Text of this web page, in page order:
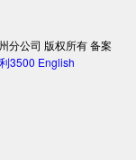
分公司 版权所有 备案
3500 English